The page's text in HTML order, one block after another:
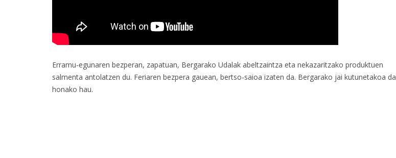
Erramu-egunaren bezperan, zapatuan, Bergarako Udalak abeltzaintza eta nekazaritzako produktuen
salmenta antolatzen du. Feriaren bezpera gauean, bertso-saioa izaten da. Bergarako jai kutunetakoa da
honako hau.